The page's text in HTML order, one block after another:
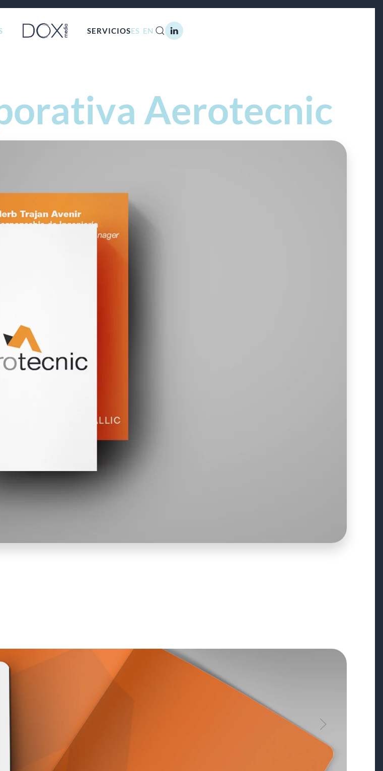
SERVICIOSES EN
Aerotecnic